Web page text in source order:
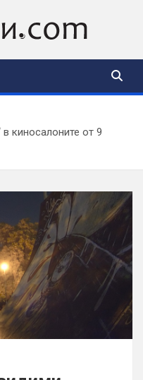
киносалоните от 9